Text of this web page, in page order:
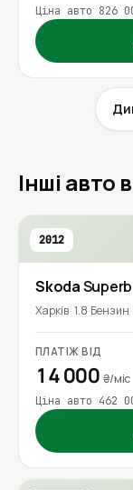
Ціна авто 826
Інші авто
2012
SkodaSuperb
Харків 1.8 Бензин
ПЛАТІЖ ВІД
14 000 ₴/міс
Ціна авто 462